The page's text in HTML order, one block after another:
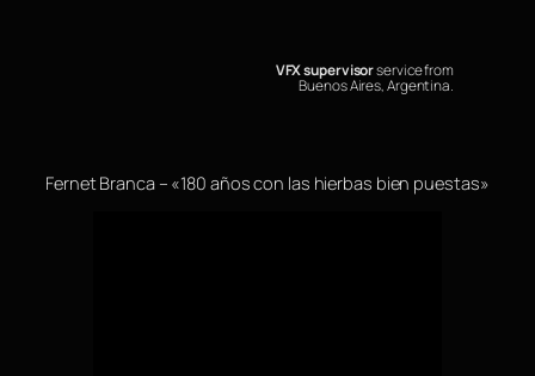
VFX supervisorservice from
Buenos Aires, Argentina.
Fernet Branca – «180 años con las hierbas bien puestas»